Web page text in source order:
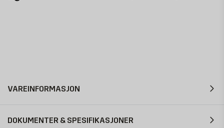
VAREINFORMASJON
DOKUMENTER & SPESIFIKASJONER